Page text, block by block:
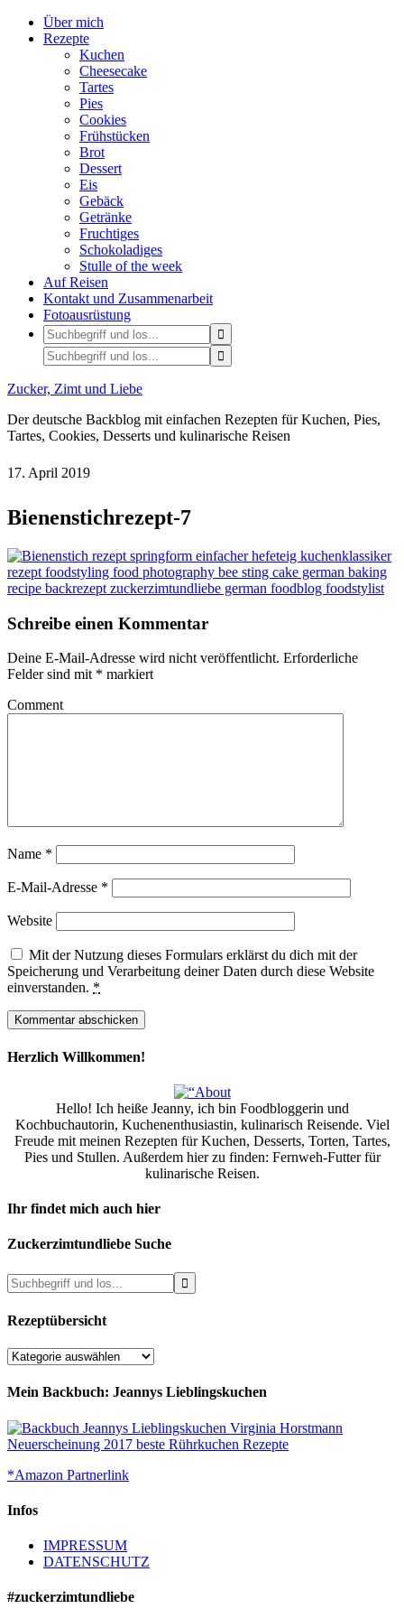
Über mich
Rezepte
Kuchen
Cheesecake
Tartes
Pies
Cookies
Frühstücken
Brot
Dessert
Eis
Gebäck
Getränke
Fruchtiges
Schokoladiges
Stulle of the week
Auf Reisen
Kontakt und Zusammenarbeit
Fotoausrüstung
Zucker, Zimt und Liebe
Der deutsche Backblog mit einfachen Rezepten für Kuchen, Pies,
Tartes, Cookies, Desserts und kulinarische Reisen
17. April 2019
Bienenstichrezept-7
Schreibe einen Kommentar
Deine E-Mail-Adresse wird nicht veröffentlicht. Erforderliche
Felder sind mit * markiert
Comment
Name *
E-Mail-Adresse *
Website
Mit der Nutzung dieses Formulars erklärst du dich mit der
Speicherung und Verarbeitung deiner Daten durch diese Website
einverstanden. *
Herzlich Willkommen!
Hello! Ich heiße Jeanny, ich bin Foodbloggerin und
Kochbuchautorin, Kuchenenthusiastin, kulinarisch Reisende. Viel
Freude mit meinen Rezepten für Kuchen, Desserts, Torten, Tartes,
Pies und Stullen. Außerdem hier zu finden: Fernweh-Futter für
kulinarische Reisen.
Ihr findet mich auch hier
Zuckerzimtundliebe Suche
Rezeptübersicht
Rezeptübersicht
Mein Backbuch: Jeannys Lieblingskuchen
*Amazon Partnerlink
Infos
IMPRESSUM
DATENSCHUTZ
#zuckerzimtundliebe